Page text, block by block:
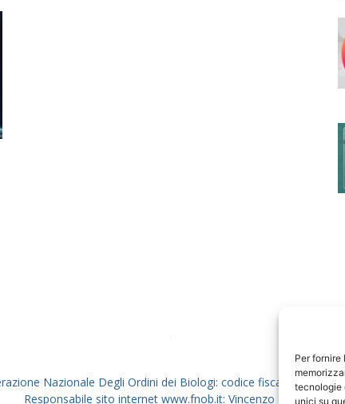
Per
tecnologie
unici su
Nazionale Degli Ordini dei Biologi: codice fiscale
Responsabile sito internet www.fnob.it: Vincenzo D'Anna